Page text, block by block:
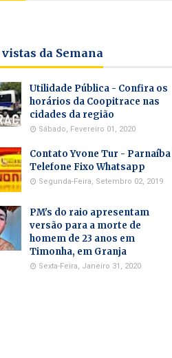
da Semana
Utilidade Pública - Confira os
horários da Coopitrace nas
cidades da região
Sábado, Fevereiro 01, 2020
Contato Yvone Tur - Parnaíba |
Telefone Fixo Whatsapp
Segunda-Feira, Setembro 02, 2019
PM's do raio apresentam
versão para a morte de
homem de 23 anos em
Timonha, em Granja
Sexta-Feira, Janeiro 31, 2020